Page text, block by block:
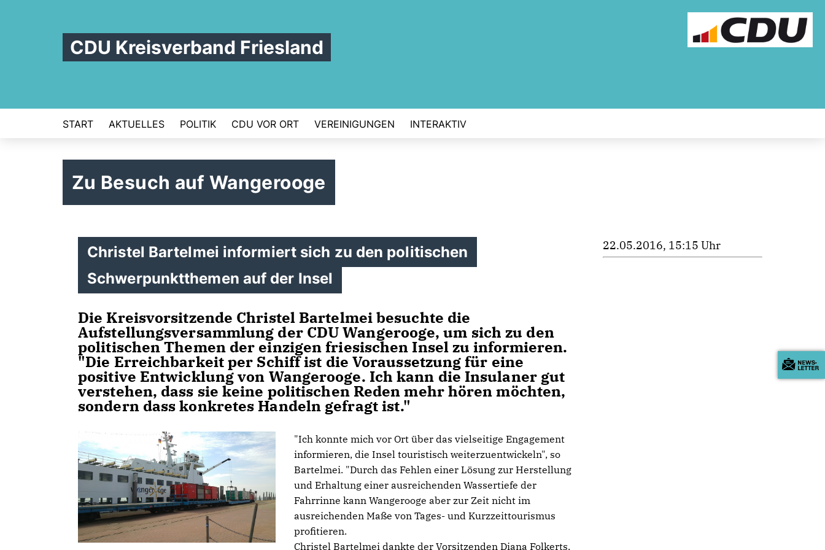
CDU Kreisverband Friesland
START AKTUELLES POLITIK CDU VOR ORT VEREINIGUNGEN INTERAKTIV
Zu Besuch auf Wangerooge
Christel Bartelmei informiert sich zu den politischen
Schwerpunktthemen auf der Insel
Die Kreisvorsitzende Christel Bartelmei besuchte die
Aufstellungsversammlung der CDU Wangerooge, um sich zu den
politischen Themen der einzigen friesischen Insel zu informieren.
"Die Erreichbarkeit per Schiff ist die Voraussetzung für eine
positive Entwicklung von Wangerooge. Ich kann die Insulaner gut
verstehen, dass sie keine politischen Reden mehr hören möchten,
sondern dass konkretes Handeln gefragt ist."
"Ich konnte mich vor Ort über das vielseitige Engagement
informieren, die Insel touristisch weiterzuentwickeln", so
Bartelmei. "Durch das Fehlen einer Lösung zur Herstellung
und Erhaltung einer ausreichenden Wassertiefe der
Fahrrinne kann Wangerooge aber zur Zeit nicht im
ausreichenden Maße von Tages- und Kurzzeittourismus
profitieren.
Christel Bartelmei dankte der Vorsitzenden Diana Folkerts,
22.05.2016, 15:15 Uhr